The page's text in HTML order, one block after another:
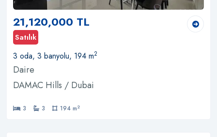
21,120,000 TL
Satılık
3 oda, 3 banyolu, 194 m2
Daire
DAMAC Hills / Dubai
3 3 194 m2